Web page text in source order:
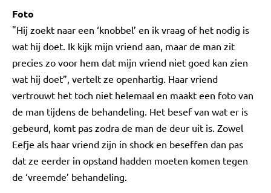
Foto
"Hij zoekt naar een ‘knobbel’ en ik vraag of het nodig is
wat hij doet. Ik kijk mijn vriend aan, maar de man zit
precies zo voor hem dat mijn vriend niet goed kan zien
wat hij doet”, vertelt ze openhartig. Haar vriend
vertrouwt het toch niet helemaal en maakt een foto van
de man tijdens de behandeling. Het besef van wat er is
gebeurd, komt pas zodra de man de deur uit is. Zowel
Eefje als haar vriend zijn in shock en beseffen dan pas
dat ze eerder in opstand hadden moeten komen tegen
de ‘vreemde’ behandeling.